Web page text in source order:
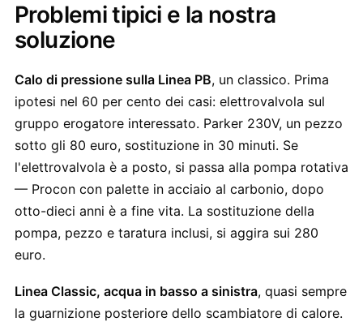
Problemi tipici e la nostra
soluzione
Calo di pressione sulla Linea PB, un classico. Prima
ipotesi nel 60 per cento dei casi: elettrovalvola sul
gruppo erogatore interessato. Parker 230V, un pezzo
sotto gli 80 euro, sostituzione in 30 minuti. Se
l'elettrovalvola è a posto, si passa alla pompa rotativa
— Procon con palette in acciaio al carbonio, dopo
otto-dieci anni è a fine vita. La sostituzione della
pompa, pezzo e taratura inclusi, si aggira sui 280
euro.
Linea Classic, acqua in basso a sinistra, quasi sempre
la guarnizione posteriore dello scambiatore di calore.